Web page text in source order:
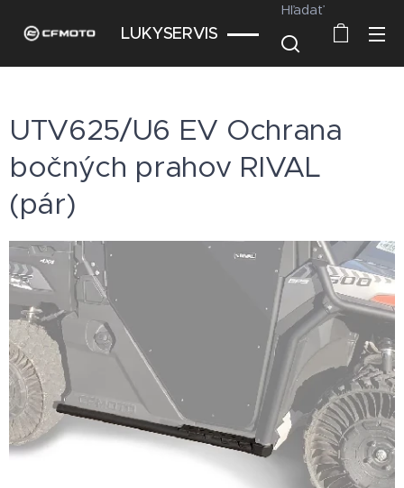
LUKYSERVIS
Hľadať
UTV625/U6 EV Ochrana
bočných prahov RIVAL
(pár)